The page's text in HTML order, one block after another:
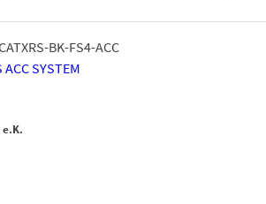
BK-FS4-ACC
ACC SYSTEM